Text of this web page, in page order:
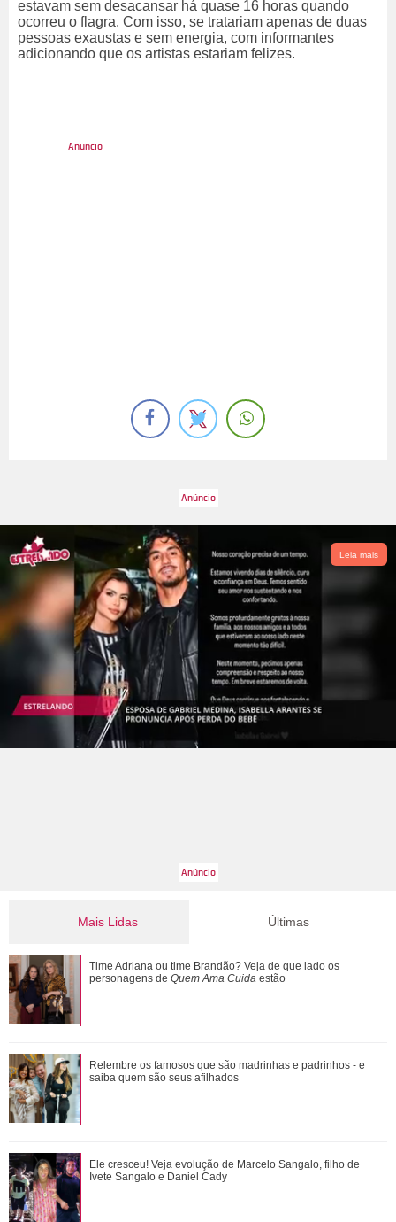
estavam sem desacansar há quase 16 horas quando
ocorreu o flagra. Com isso, se tratariam apenas de duas
pessoas exaustas e sem energia, com informantes
adicionando que os artistas estariam felizes.
Leia mais
Mais Lidas
Cristiano Ronaldo deixa comentário exaltando a noiva em
vídeo de Márcia Goldschmidt; enten...
De Wicked a Petal... Entenda a polêmica que motivou pausa
na carreira de Ariana Grande
Agrado e Eduarda são prejudicadas pela proximidade com
João Raul. Saiba o que vai acontece...
Últimas
Time Adriana ou time Brandão? Veja de que lado os
personagens de Quem Ama Cuida estão
Relembre os famosos que são madrinhas e padrinhos - e
saiba quem são seus afilhados
Ele cresceu! Veja evolução de Marcelo Sangalo, filho de
Ivete Sangalo e Daniel Cady